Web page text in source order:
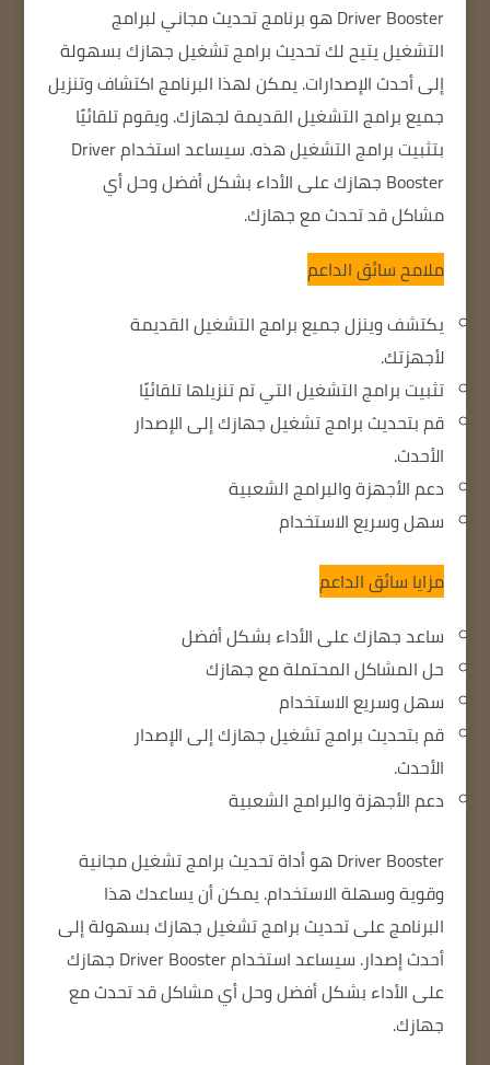
Driver Booster هو برنامج تحديث مجاني لبرامج
التشغيل يتيح لك تحديث برامج تشغيل جهازك بسهولة
إلى أحدث الإصدارات.يمكن لهذا البرنامج اكتشاف وتنزيل
جميع برامج التشغيل القديمة لجهازك. ويقوم تلقائيًا
بتثبيت برامج التشغيل هذه.
سيساعد استخدام Driver
Booster جهازك على الأداء بشكل أفضل وحل أي
مشاكل قد تحدث مع جهازك.
ملامح سائق الداعم
يكتشف وينزل جميع برامج التشغيل القديمة
لأجهزتك.
تثبيت برامج التشغيل التي تم تنزيلها تلقائيًا
قم بتحديث برامج تشغيل جهازك إلى الإصدار
الأحدث.
دعم الأجهزة والبرامج الشعبية
سهل وسريع الاستخدام
مزايا سائق الداعم
ساعد جهازك على الأداء بشكل أفضل
حل المشاكل المحتملة مع جهازك
سهل وسريع الاستخدام
قم بتحديث برامج تشغيل جهازك إلى الإصدار
الأحدث.
دعم الأجهزة والبرامج الشعبية
Driver Booster هو أداة تحديث برامج تشغيل مجانية
وقوية وسهلة الاستخدام.يمكن أن يساعدك هذا
البرنامج على تحديث برامج تشغيل جهازك بسهولة إلى
أحدث إصدار.
سيساعد استخدام Driver Booster جهازك
على الأداء بشكل أفضل وحل أي مشاكل قد تحدث مع
جهازك.